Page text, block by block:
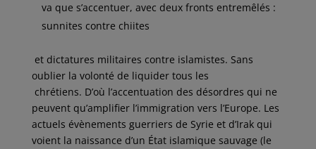
va que s’accentuer, avec deux fronts entremêlés :
sunnites contre chiites
et dictatures militaires contre islamistes. Sans
oublier la volonté de liquider tous les
chrétiens. D’où l’accentuation des désordres qui ne
peuvent qu’amplifier l’immigration vers l’Europe. Les
actuels évènements guerriers de Syrie et d’Irak qui
voient la naissance d’un État islamique sauvage (le